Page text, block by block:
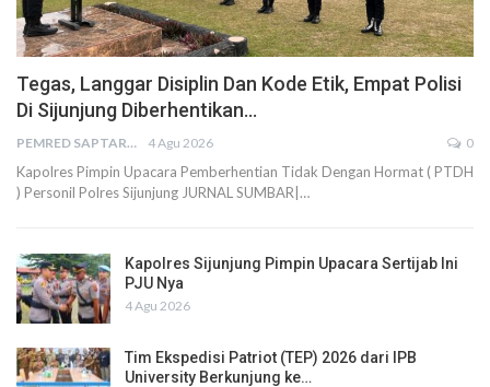
Tegas, Langgar Disiplin Dan Kode Etik, Empat Polisi
Di Sijunjung Diberhentikan…
PEMRED SAPTARIUS 4 Agu 2026 0
Kapolres Pimpin Upacara Pemberhentian Tidak Dengan Hormat ( PTDH
) Personil Polres Sijunjung JURNAL SUMBAR|…
Kapolres Sijunjung Pimpin Upacara Sertijab Ini
PJU Nya
4 Agu 2026
Tim Ekspedisi Patriot (TEP) 2026 dari IPB
University Berkunjung ke…